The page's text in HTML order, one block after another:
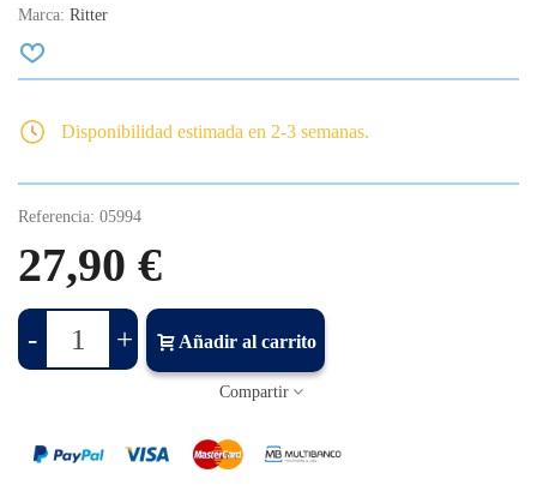
Marca: Ritter
Disponibilidad estimada en 2-3 semanas.
Referencia: 05994
27,90 €
- + Añadir al carrito
Compartir